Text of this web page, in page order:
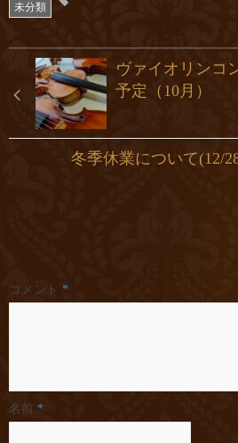
未分類
ヴァイオリンコ
予定（10月）
冬季休業について(12/
コメント *
名前 *